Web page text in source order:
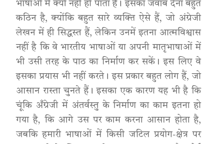
भाषाओं में क्यों नहीं हो पाता है। इसका जवाब देना बहुत
कठिन है, क्योंकि बहुत सारे व्यक्ति ऐसे हैं, जो अंग्रेजी
लेखन में ही सिद्धस्त हैं, लेकिन उनमें इतना आत्मविश्वास
नहीं है कि वे भारतीय भाषाओं या अपनी मातृभाषाओं में
भी उसी तरह के पाठ का निर्माण कर सकें। इस लिए वे
इसका प्रयास भी नहीं करते। इस प्रकार बहुत लोग हैं, जो
आसान रास्ता चुनते हैं। इसका एक कारण यह भी है कि
चूंकि अँग्रेजी में अंतर्वस्तु के निर्माण का काम इतना हो
गया है, कि आगे उस पर काम करना आसान होता है,
जबकि हमारी भाषाओं में किसी जटिल प्रयोग-क्षेत्र पर